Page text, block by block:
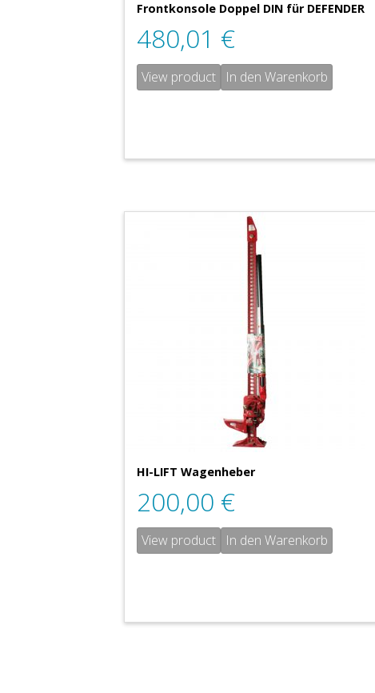
Frontkonsole Doppel DIN für DEFENDER
480,01 €
View product In den Warenkorb
HI-LIFT Wagenheber
200,00 €
View product In den Warenkorb